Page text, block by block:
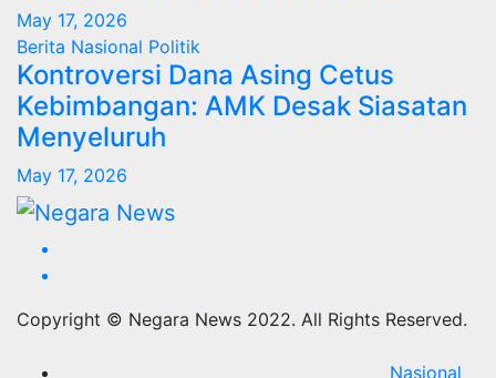
May 17, 2026
Berita Nasional Politik
Kontroversi Dana Asing Cetus
Kebimbangan: AMK Desak Siasatan
Menyeluruh
May 17, 2026
Copyright © Negara News 2022. All Rights Reserved.
Nasional